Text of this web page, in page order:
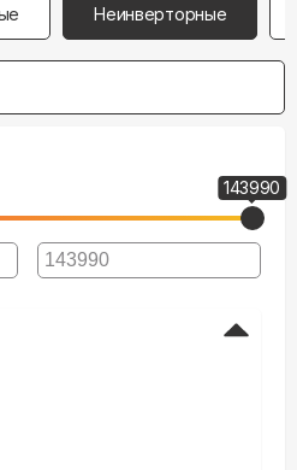
Неинверторные
143990